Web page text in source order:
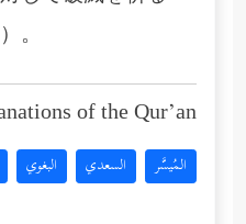
。
of the Qur’an:
المُيسَّر السعدي البغوي